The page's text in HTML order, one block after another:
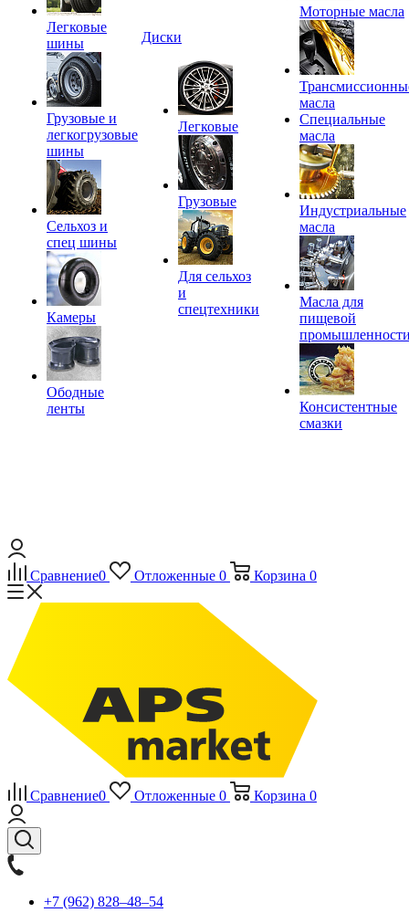
Легковые
шины
Грузовые и
легкогрузовые
шины
Сельхоз и
спец шины
Камеры
Ободные
ленты
Диски
Легковые
Грузовые
Для сельхоз
и
спецтехники
Моторные масла
масла
Специальные
масла
Индустриальные
масла
Масла для
пищевой
Консистентные
смазки
Сравнение0 Отложенные 0 Корзина 0
Сравнение0 Отложенные 0 Корзина 0
+7 (962) 828‒48‒54